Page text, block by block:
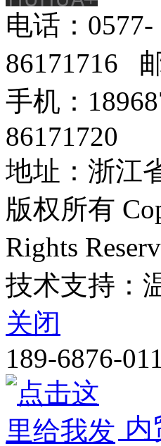
电话：
86171716
手机：
86171720
地址：浙江
版权所有
Rights
技术支持：
关闭
189-6876-
内